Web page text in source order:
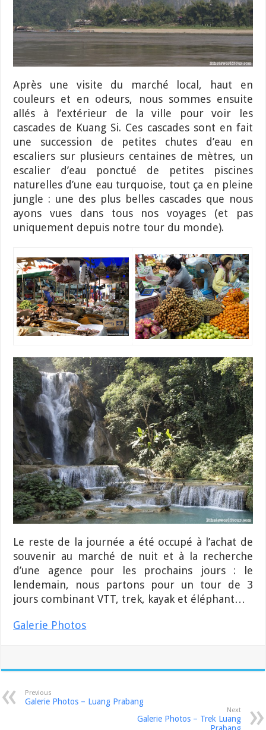
Après une visite du marché local, haut en
couleurs et en odeurs, nous sommes ensuite
allés à l’extérieur de la ville pour voir les
cascades de Kuang Si. Ces cascades sont en fait
une succession de petites chutes d’eau en
escaliers sur plusieurs centaines de mètres, un
escalier d’eau ponctué de petites piscines
naturelles d’une eau turquoise, tout ça en pleine
jungle : une des plus belles cascades que nous
ayons vues dans tous nos voyages (et pas
uniquement depuis notre tour du monde).
Le reste de la journée a été occupé à l’achat de
souvenir au marché de nuit et à la recherche
d’une agence pour les prochains jours : le
lendemain, nous partons pour un tour de 3
jours combinant VTT, trek, kayak et éléphant…
Galerie Photos
Previous
Galerie Photos – Luang Prabang
Next
Galerie Photos – Trek Luang